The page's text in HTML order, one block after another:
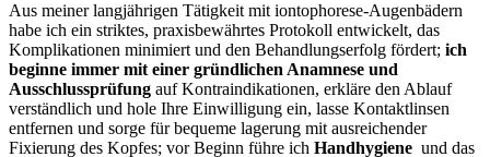
Aus meiner langjährigen Tätigkeit mit iontophorese-Augenbädern
habe ich ‌ein ​striktes, praxisbewährtes Protokoll entwickelt, das
Komplikationen minimiert und den⁤ Behandlungserfolg fördert;⁢ ich
beginne immer mit einer ⁣gründlichen Anamnese und
Ausschlussprüfung auf ⁣Kontraindikationen,⁣ erkläre den Ablauf
verständlich und hole Ihre Einwilligung ein, ‍lasse ​Kontaktlinsen
entfernen‌ und sorge für bequeme‍ lagerung mit⁣ ausreichender
Fixierung des Kopfes; ​vor Beginn führe ich Handhygiene ⁤ und das